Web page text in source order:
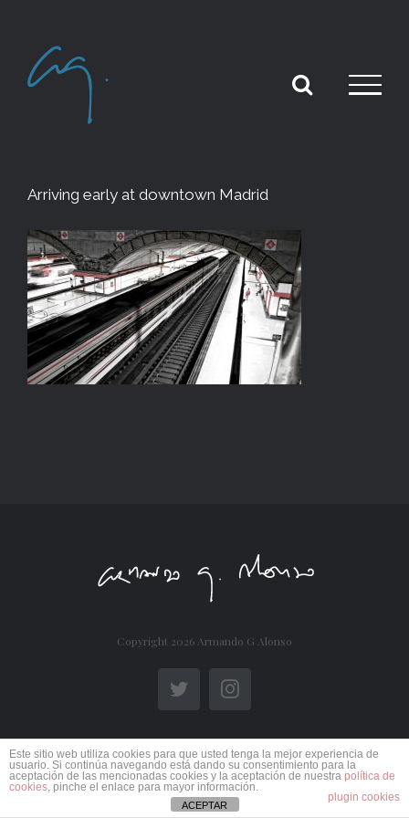
content
Arriving early at downtown Madrid
Copyright 2026 Armando G Alonso
TwitterInstagram
Este sitio web utiliza cookies para que usted tenga la mejor experiencia de
usuario. Si continúa navegando está dando su consentimiento para la
aceptación de las mencionadas cookies y la aceptación de nuestra política de
cookies, pinche el enlace para mayor información.
plugin cookies
ACEPTAR